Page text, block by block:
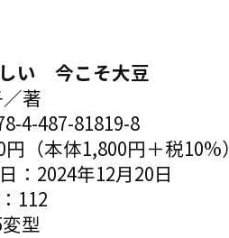
い 今こそ大豆
著
4-487-81819-8
（本体1,800円＋税10%）
：2024年12月20日
112
型